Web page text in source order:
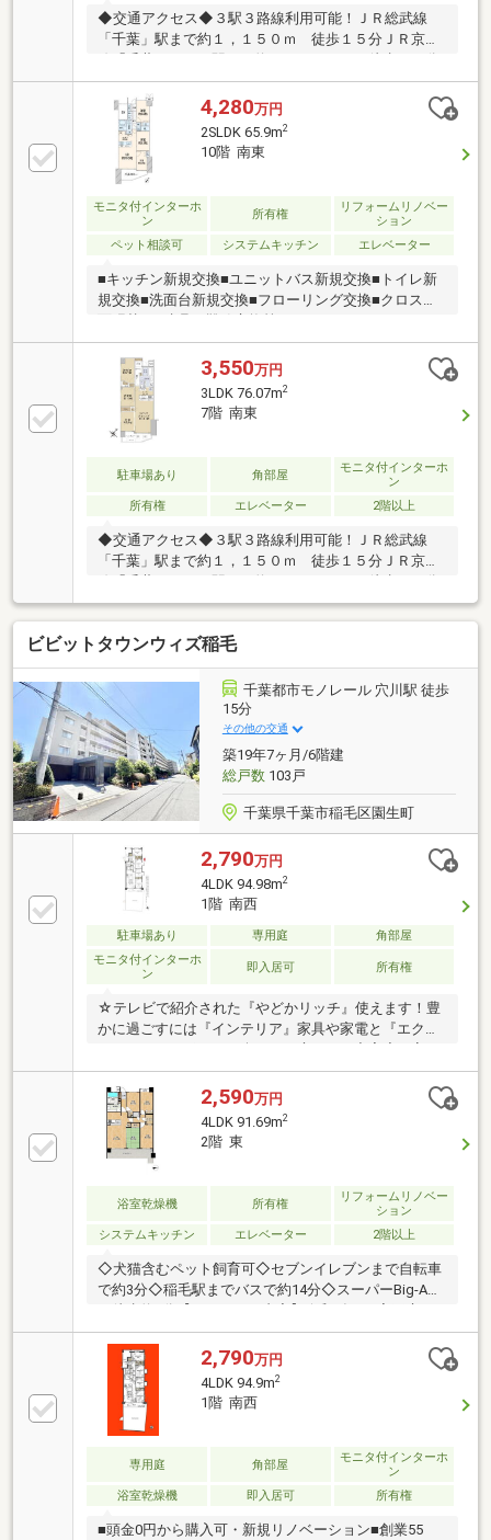
◆交通アクセス◆３駅３路線利用可能！ＪＲ総武線
「千葉」駅まで約１，１５０ｍ 徒歩１５分ＪＲ京葉
京成千葉線「西登戸」駅まで約４８０ｍ 徒歩６分◆
お部屋の特徴◆・南東向きバルコニー・１５階建ての
１４階部分のため眺望良好・ディスポーザー付き◆マ
ンションの特徴◆・宅配ボックス設置・モニター付き
インターホン＆オートロック
4,280万円
2SLDK 65.9m2
10階 南東
モニタ付インターホ
ン
所有権
リフォームリノベー
ション
ペット相談可
システムキッチン エレベーター
■キッチン新規交換■ユニットバス新規交換■トイレ新
規交換■洗面台新規交換■フローリング交換■クロス全
3,550万円
3LDK 76.07m2
7階 南東
駐車場あり 角部屋
モニタ付インターホ
ン
所有権
エレベーター 2階以上
◆交通アクセス◆３駅３路線利用可能！ＪＲ総武線
「千葉」駅まで約１，１５０ｍ 徒歩１５分ＪＲ京葉
京成千葉線「西登戸」駅まで約４８０ｍ 徒歩６分◆
お部屋の特徴◆・南東向きバルコニー・１５階建ての
７階部分・浴室１４１８サイズ・ディスポーザー付き
◆マンションの特徴◆・宅配ボックス設置・モニター
付きインターホン＆オートロック
ビビットタウンウィズ稲毛
千葉都市モノレール 穴川駅 徒歩
15分
その他の交通
築19年7ヶ月/6階建
総戸数103戸
千葉県千葉市稲毛区園生町
2,790万円
4LDK 94.98m2
1階 南西
駐車場あり 専用庭
角部屋
モニタ付インターホ
ン
即入居可 所有権
☆テレビで紹介された『やどかリッチ』使えます！豊
かに過ごすには『インテリア』家具や家電と『エクス
ってきます。これらを一括で購入でき、その代金を住
宅ローンに組み込むことが可能なサービス、それがや
どかリッチです。◆頭金０円でもＯＫ！(諸経費含む）
◆アフターサービス充実♪「どこの銀行がいいの？疾
病って何？ローン組めるかな？」わからないことが多
い家探しを丁寧にご説明致します♪物件の探し方、ロ
ーンの組み方、知らないと損する税金のこと等トータ
2,590万円
4LDK 91.69m2
2階 東
浴室乾燥機 所有権
リフォームリノベー
ション
システムキッチン
エレベーター 2階以上
◇犬猫含むペット飼育可◇セブンイレブンまで自転車
で約3分◇稲毛駅までバスで約14分◇スーパーBig-Aま
クロス張替、コンロ交換、トイレ交換、畳表替え【周
辺環境】・Big-A千葉園生店/徒歩約8分/約600ｍ・セブ
ンイレブン千葉園生団地前店/徒歩約7分/約560ｍ・ウ
エルシア千葉園生店/徒歩約8分/約640ｍ・園生幼稚園
/徒歩約11分/約860ｍ・ウィズダムナーサリースクー
ル/徒歩約4分/約300ｍ・園生坪ノ内公園/徒歩約2分/約
120ｍ・園生小学校/徒歩約10分/約800ｍ・小中台中学
2,790万円
4LDK 94.9m2
1階 南西
専用庭 角部屋
モニタ付インターホ
ン
浴室乾燥機
即入居可 所有権
■頭金0円から購入可・新規リノベーション■創業55